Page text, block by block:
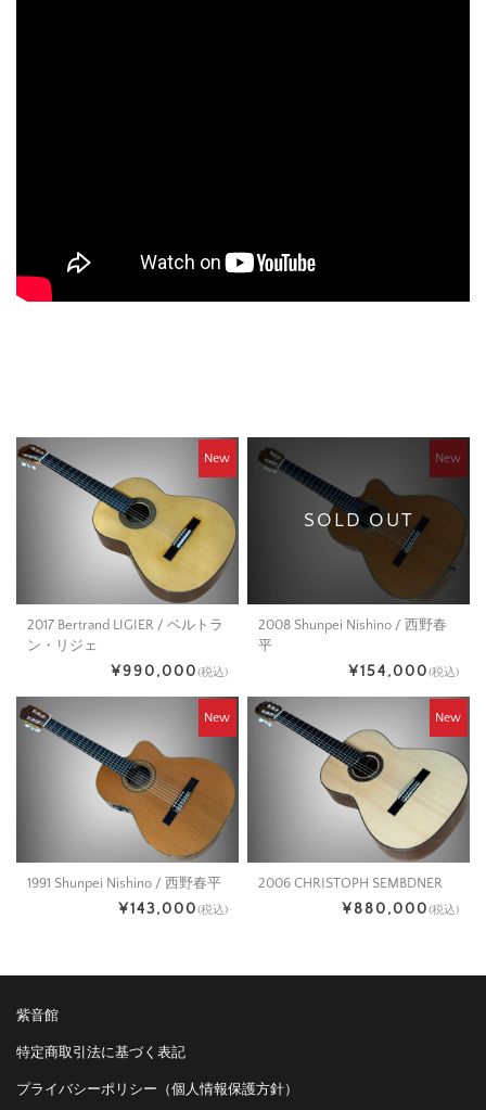
New
2017 Bertrand LIGIER / ベルトラ
ン・リジェ
¥990,000(税込)
SOLD OUT
New
2008 Shunpei Nishino / 西野春
平
¥154,000(税込)
New
1991 Shunpei Nishino / 西野春平
¥143,000(税込)
New
2006 CHRISTOPH SEMBDNER
¥880,000(税込)
紫音館
特定商取引法に基づく表記
プライバシーポリシー（個人情報保護方針）